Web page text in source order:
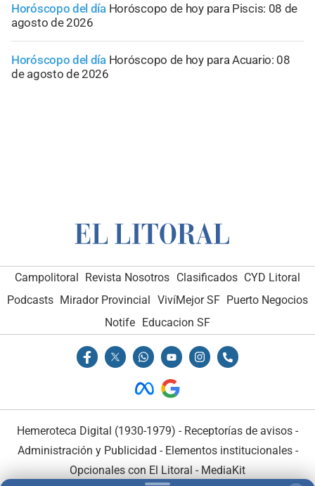
Horóscopo del día Horóscopo de hoy para Piscis: 08 de
agosto de 2026
Horóscopo del día Horóscopo de hoy para Acuario: 08
de agosto de 2026
Campolitoral Revista Nosotros Clasificados CYD Litoral
Podcasts Mirador Provincial VivíMejor SF Puerto Negocios
Notife
Educacion SF
Hemeroteca Digital (1930-1979) - Receptorías de avisos -
Administración y Publicidad - Elementos institucionales-
Opcionales con El Litoral - MediaKit